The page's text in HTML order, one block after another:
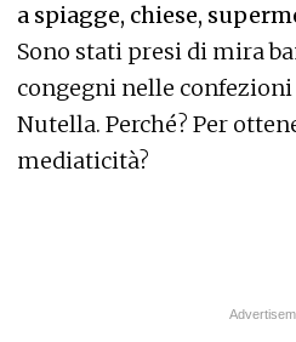
a spiagge, chiese,
Sono stati presi di mira
congegni nelle
Nutella. Perché? Per
mediaticità?